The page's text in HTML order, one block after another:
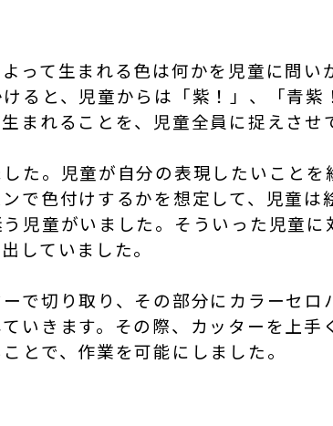
って生まれる色は何かを児童に問
ると、児童からは「紫！」、「青
まれることを、児童全員に捉えさせ
た。児童が自分の表現したいこと
で色付けするかを想定して、児童
児童がいました。そういった児童
していました。
で切り取り、その部分にカラーセ
いきます。その際、カッターを上
とで、作業を可能にしました。